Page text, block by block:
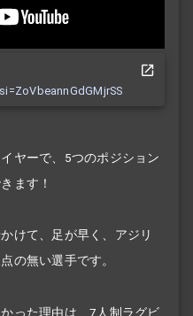
ヤーで、5つのポジション
ます！
けて、足が早く、アジリ
の無い選手です。
った理由は、7人制ラグビ